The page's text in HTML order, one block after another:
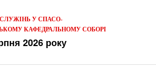
У СПАСО-
КАФЕДРАЛЬНОМУ СОБОРІ
2026 року